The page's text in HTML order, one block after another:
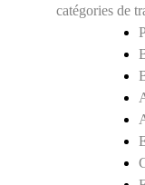
catégories de